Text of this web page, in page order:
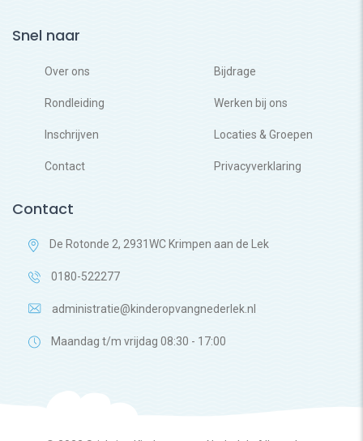
Snel naar
Over ons Bijdrage
Rondleiding Werken bij ons
Inschrijven Locaties & Groepen
Contact Privacyverklaring
Contact
De Rotonde 2, 2931WC Krimpen aan de Lek
0180-522277
administratie@kinderopvangnederlek.nl
Maandag t/m vrijdag 08:30 - 17:00